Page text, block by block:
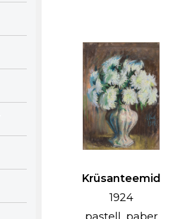
Krüsanteemid
1924